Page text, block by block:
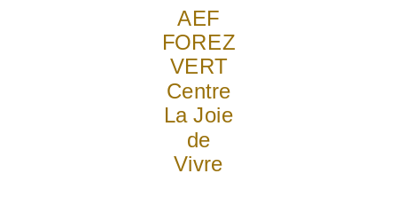
AEF
FOREZ
VERT
Centre
La Joie
de
Vivre